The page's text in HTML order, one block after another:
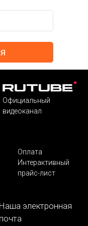
Официальный
видеоканал
Оплата
Интерактивный
прайс-лист
Наша электронная
почта